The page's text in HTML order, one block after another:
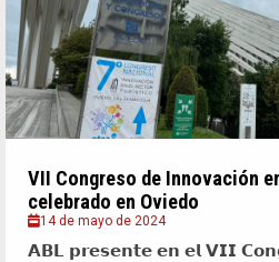
VII Congreso de Innovación
celebrado en Oviedo
14 de mayo de 2024
𝗔𝗕𝗟 𝗽𝗿𝗲𝘀𝗲𝗻𝘁𝗲 𝗲𝗻 𝗲𝗹 𝗩𝗜𝗜